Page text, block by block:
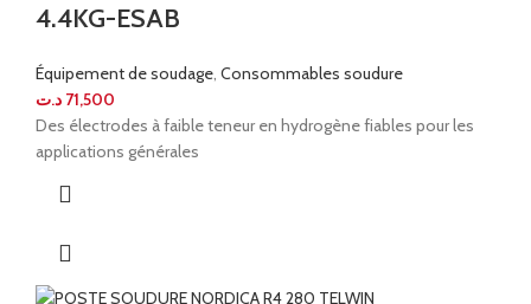
4.4KG-ESAB
Équipement de soudage, Consommables soudure
71,500 د.ت
Des électrodes à faible teneur en hydrogène fiables pour les
applications générales